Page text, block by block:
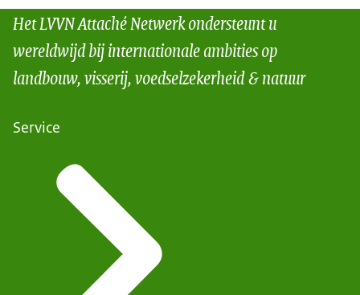
Het LVVN Attaché Netwerk ondersteunt u
wereldwijd bij internationale ambities op
landbouw, visserij, voedselzekerheid & natuur
Service